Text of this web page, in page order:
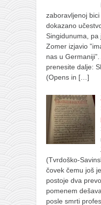
zaboravljenoj
dokazano
Singidunuma,
Zomer izjavio
nas u
prenesite dalje:
(Opens in […]
(Tvrdoško-
čovek čemu još
postoje dva
pomenem
posle smrti